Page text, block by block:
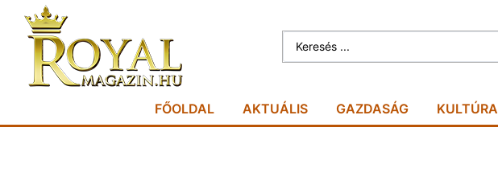
FŐOLDAL AKTUÁLIS GAZDASÁG KULTÚRA